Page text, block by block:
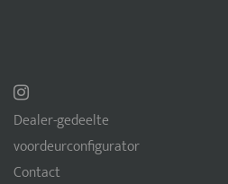
Dealer-gedeelte
voordeurconfigurator
Contact